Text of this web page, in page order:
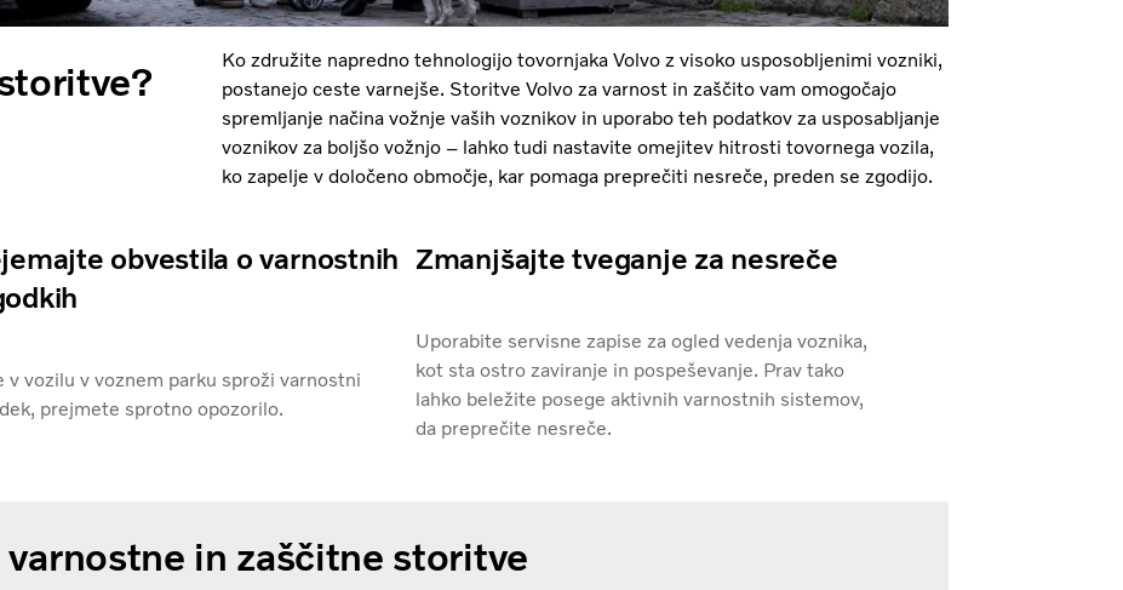
Ko združite napredno tehnologijo tovornjaka Volvo z visoko usposobljenimi vozniki,
postanejo ceste varnejše. Storitve Volvo za varnost in zaščito vam omogočajo
spremljanje načina vožnje vaših voznikov in uporabo teh podatkov za usposabljanje
voznikov za boljšo vožnjo – lahko tudi nastavite omejitev hitrosti tovornega vozila,
ko zapelje v določeno območje, kar pomaga preprečiti nesreče, preden se zgodijo.
obvestila o varnostnih
v vozilu v voznem parku sproži varnostni
prejmete sprotno opozorilo.
Zmanjšajte tveganje za nesreče
Uporabite servisne zapise za ogled vedenja voznika,
kot sta ostro zaviranje in pospeševanje. Prav tako
lahko beležite posege aktivnih varnostnih sistemov,
da preprečite nesreče.
varnostne in zaščitne storitve